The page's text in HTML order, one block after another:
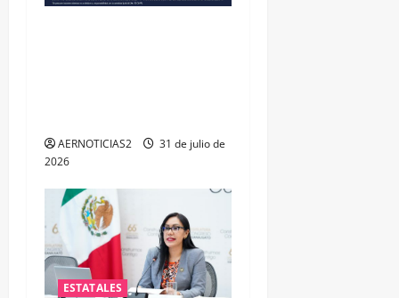
AERNOTICIAS2
31 de julio de
2026
ESTATALES